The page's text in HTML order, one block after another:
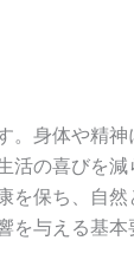
。身体や精
活の喜びを
を保ち、自
与える基本